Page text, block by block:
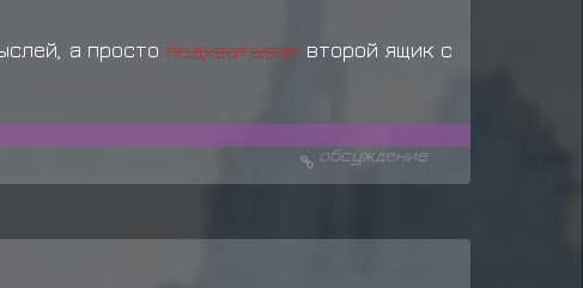
а простоподхватывая второй ящик с
обсуждение